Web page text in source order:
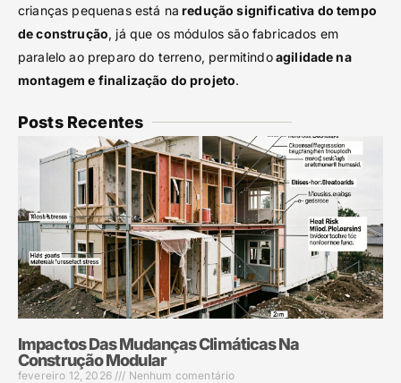
crianças pequenas está na redução significativa do tempo
de construção, já que os módulos são fabricados em
paralelo ao preparo do terreno, permitindoagilidade na
montagem e finalização do projeto.
Posts Recentes
Impactos Das Mudanças Climáticas Na
Construção Modular
fevereiro 12, 2026 Nenhum comentário